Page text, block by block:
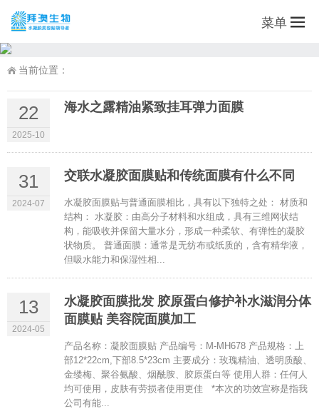
菜单
当前位置：
22
2025-10
海水之露精油紧致挂耳弹力面膜
31
2024-07
交联水凝胶面膜贴和传统面膜有什么不同
水凝胶面膜贴与普通面膜相比，具有以下独特之处： 材质和
结构： 水凝胶：由高分子材料和水组成，具有三维网状结
构，能吸收并保留大量水分，形成一种柔软、有弹性的凝胶
状物质。 普通面膜：通常是无纺布或纸质的，含有精华液，
但吸水能力和保湿性相...
13
2024-05
水凝胶面膜批发 胶原蛋白修护补水滋润分体
面膜贴 美容院面膜加工
产品名称：凝胶面膜贴 产品编号：M-MH678 产品规格：上
部12*22cm,下部8.5*23cm 主要成分：玫瑰精油、透明质酸、
金缕梅、聚谷氨酸、烟酰胺、胶原蛋白等 使用人群：任何人
均可使用，皮肤有劳损者使用更佳 *本次的功效宣称是指我
公司有能...